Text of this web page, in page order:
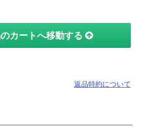
カートへ移動する
返品特約について